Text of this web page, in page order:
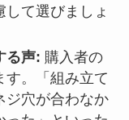
て選びましょ
る声: 購入者の
す。「組み立て
ジ穴が合わなか